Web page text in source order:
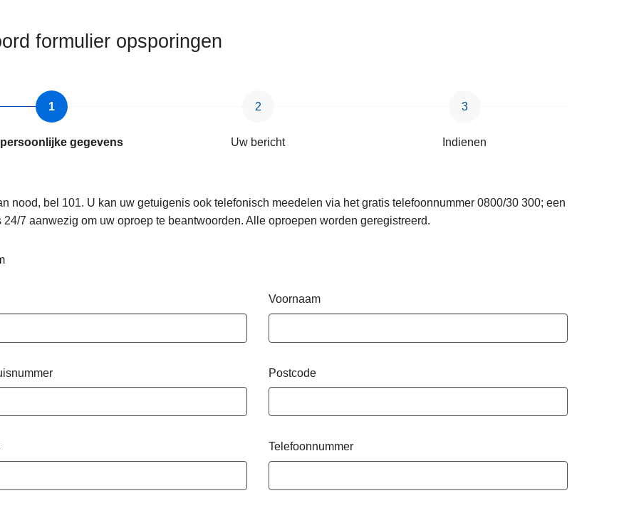
formulier opsporingen
gegevens Uw bericht Indienen
nood, bel 101. U kan uw getuigenis ook telefonisch meedelen via het gratis telefoonnummer 0800/30 300; een
24/7 aanwezig om uw oproep te beantwoorden. Alle oproepen worden geregistreerd.
Voornaam
Postcode
Telefoonnummer